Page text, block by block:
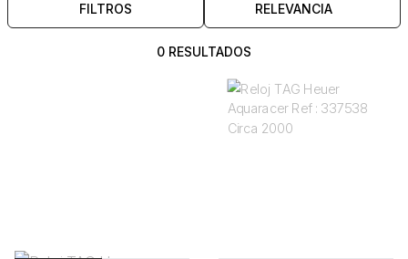
FILTROS RELEVANCIA
0 RESULTADOS